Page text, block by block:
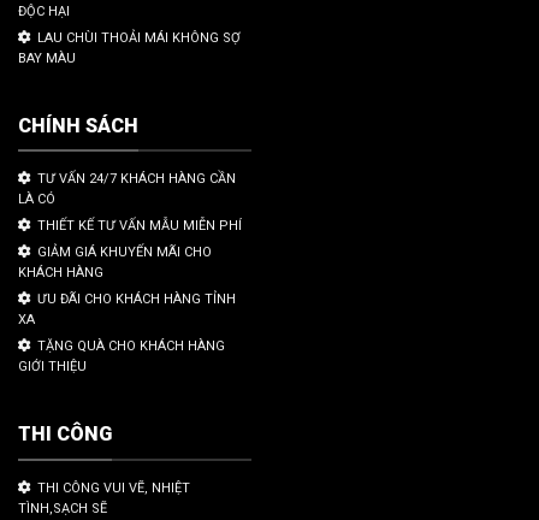
ĐỘC HẠI
LAU CHÙI THOẢI MÁI KHÔNG SỢ
BAY MÀU
CHÍNH SÁCH
TƯ VẤN 24/7 KHÁCH HÀNG CẦN
LÀ CÓ
THIẾT KẾ TƯ VẤN MẪU MIỄN PHÍ
GIẢM GIÁ KHUYẾN MÃI CHO
KHÁCH HÀNG
ƯU ĐÃI CHO KHÁCH HÀNG TỈNH
XA
TẶNG QUÀ CHO KHÁCH HÀNG
GIỚI THIỆU
THI CÔNG
THI CÔNG VUI VẼ, NHIỆT
TÌNH,SẠCH SẼ